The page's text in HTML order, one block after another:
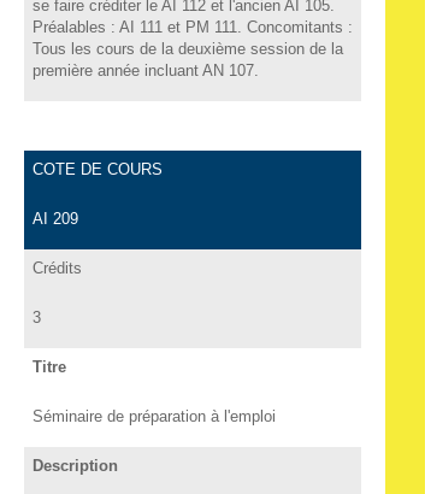
se faire créditer le AI 112 et l'ancien AI 105.
Préalables : AI 111 et PM 111. Concomitants :
Tous les cours de la deuxième session de la
première année incluant AN 107.
COTE DE COURS
AI 209
Crédits
3
Titre
Séminaire de préparation à l'emploi
Description